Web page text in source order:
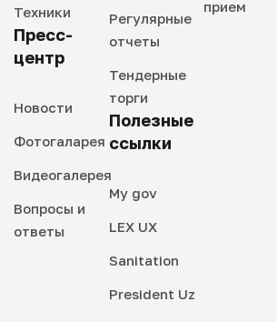
Техники
Пресс-
центр
Новости
Фотогаларея
Видеогалерея
Вопросы и
ответы
Регулярные
отчеты
Тендерные
торги
Полезные
ссылки
My gov
LEX UX
Sanitation
President Uz
прием